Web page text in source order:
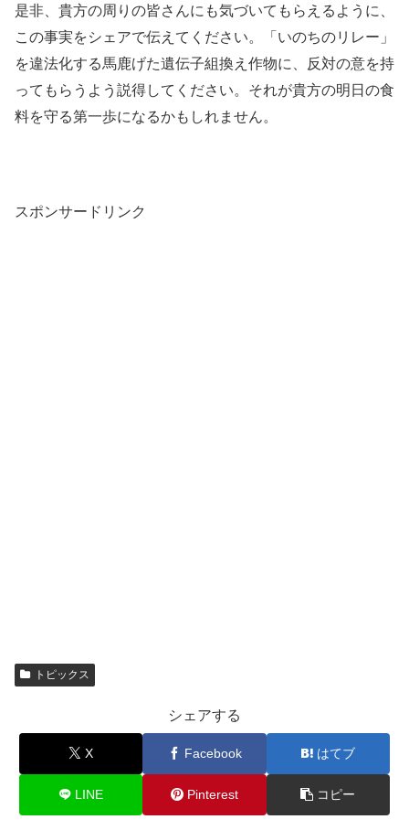
是非、貴方の周りの皆さんにも気づいてもらえるように、
この事実をシェアで伝えてください。「いのちのリレー」
を違法化する馬鹿げた遺伝子組換え作物に、反対の意を持
ってもらうよう説得してください。それが貴方の明日の食
料を守る第一歩になるかもしれません。
スポンサードリンク
トピックス
シェアする
X Facebook はてブ
LINE Pinterest コピー